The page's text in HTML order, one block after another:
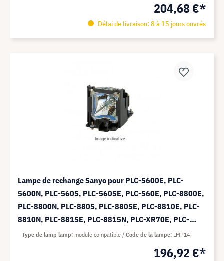
204,68 €*
Délai de livraison: 8 à 15 jours ouvrés
Lampe de rechange Sanyo pour PLC-5600E, PLC-
5600N, PLC-5605, PLC-5605E, PLC-560E, PLC-8800E,
PLC-8800N, PLC-8805, PLC-8805E, PLC-8810E, PLC-
8810N, PLC-8815E, PLC-8815N, PLC-XR70E, PLC-
XR70N - Module Compatible (remplace: 610 265 8828)
196,92 €*
Type de lamp lamp module compatible Code de la lampe LMP14